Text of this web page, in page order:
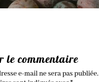
le commentaire
e-mail ne sera pas publiée.